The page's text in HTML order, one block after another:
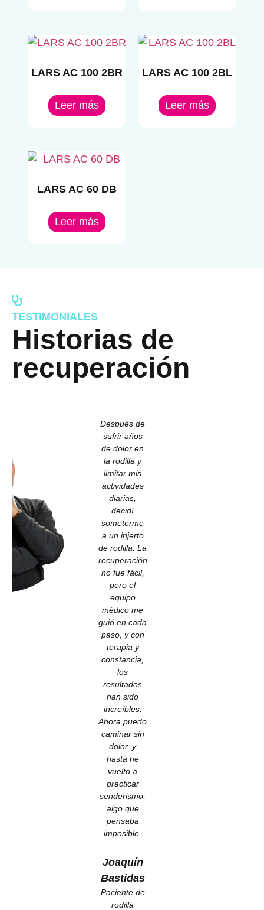
LARS AC 100 2BR
Leer más
LARS AC 100 2BL
Leer más
LARS AC 60 DB
Leer más
TESTIMONIALES
Historias de
recuperación​
Después de
sufrir años
de dolor en
la rodilla y
limitar mis
actividades
diarias,
decidí
someterme
a un injerto
de rodilla. La
recuperación
no fue fácil,
pero el
equipo
médico me
guió en cada
paso, y con
terapia y
constancia,
los
resultados
han sido
increíbles.
Ahora puedo
caminar sin
dolor, y
hasta he
vuelto a
practicar
senderismo,
algo que
pensaba
imposible.
Joaquín
Bastidas
Paciente de
rodilla